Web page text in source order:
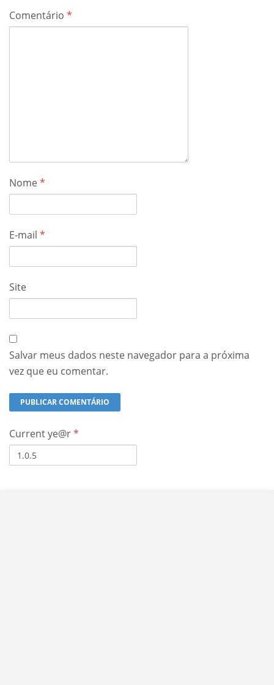
Comentário *
Nome*
E-mail *
Site
Salvar meus dados neste navegador para a próxima
vez que eu comentar.
Current ye@r*